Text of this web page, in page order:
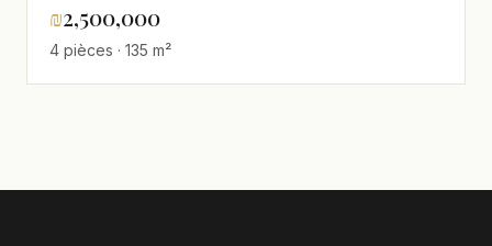
mer,agreable,clair,spacieux,Bel
appartement,Bonnes orientations,Projet
de qualite
₪2,500,000
4 pièces · 135 m²